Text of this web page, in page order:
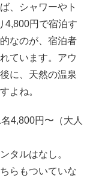
、シャワーやト
4,800円で宿泊す
なのが、宿泊者
ています。アウ
に、天然の温泉
よね。
4,800円〜（大人
タルはなし。
らもついていな